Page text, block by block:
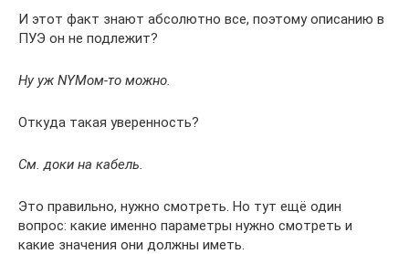
И этот факт знают абсолютно все, поэтому описанию в
ПУЭ он не подлежит?
Ну уж NYMом-то можно.
Откуда такая уверенность?
См. доки на кабель.
Это правильно, нужно смотреть. Но тут ещё один
вопрос: какие именно параметры нужно смотреть и
какие значения они должны иметь.